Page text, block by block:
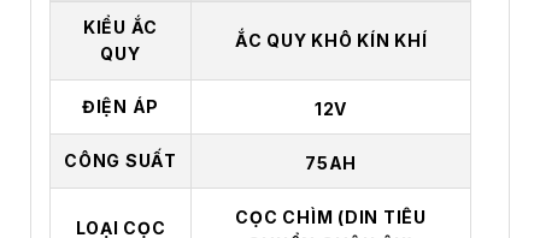
KIỂU ẮC
QUY
ẮC QUY KHÔ KÍN KHÍ
ĐIỆN ÁP 12V
CÔNG SUẤT 75AH
LOẠI CỌC
CỌC CHÌM (DIN TIÊU